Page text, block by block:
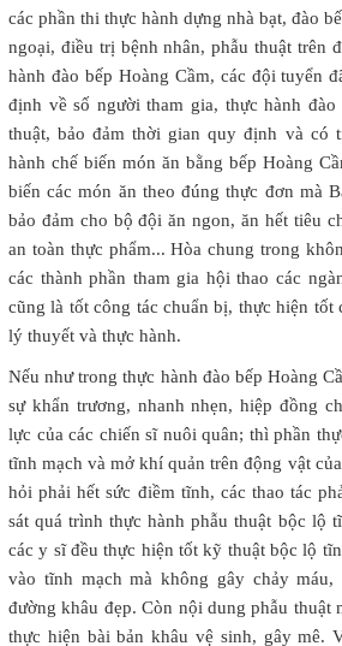
các phần thi thực hành dựng nhà bạt, đào
ngoại, điều trị bệnh nhân, phẫu thuật trên
hành đào bếp Hoàng Cầm, các đội tuyển
định về số người tham gia, thực hành
thuật, bảo đảm thời gian quy định và có
hành chế biến món ăn bằng bếp Hoàng
biến các món ăn theo đúng thực đơn mà
bảo đảm cho bộ đội ăn ngon, ăn hết tiêu
an toàn thực phẩm... Hòa chung trong
các thành phần tham gia hội thao các
cũng là tốt công tác chuẩn bị, thực hiện tốt
lý thuyết và thực hành.
Nếu như trong thực hành đào bếp Hoàng
sự khẩn trương, nhanh nhẹn, hiệp đồng
lực của các chiến sĩ nuôi quân; thì phần
tĩnh mạch và mở khí quản trên động vật
hỏi phải hết sức điềm tĩnh, các thao tác
sát quá trình thực hành phẫu thuật bộc lộ
các y sĩ đều thực hiện tốt kỹ thuật bộc lộ
vào tĩnh mạch mà không gây chảy
đường khâu đẹp. Còn nội dung phẫu thuật
thực hiện bài bản khâu vệ sinh, gây mê.